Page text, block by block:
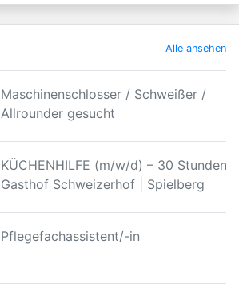
Alle ansehen
Maschinenschlosser / Schweißer /
Allrounder gesucht
KÜCHENHILFE (m/w/d) – 30 Stunden |
Gasthof Schweizerhof | Spielberg
Pflegefachassistent/-in